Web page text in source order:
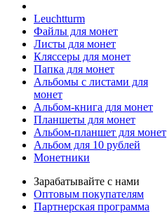
Leuchtturm
Файлы для монет
Листы для монет
Кляссеры для монет
Папка для монет
Альбомы с листами для
монет
Альбом-книга для монет
Планшеты для монет
Альбом-планшет для монет
Альбом для 10 рублей
Монетники
Зарабатывайте с нами
Оптовым покупателям
Партнерская программа